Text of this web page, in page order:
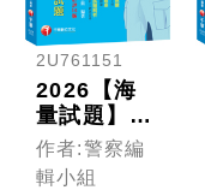
2U761151
2026【海
量試題】英
文[題庫+歷
年試題]：
完整翻譯＋
作者:警察編
輯小組